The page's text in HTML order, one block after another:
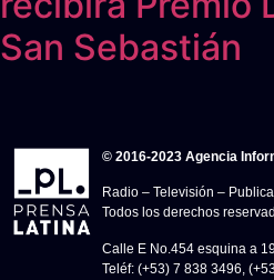
San Sebastián
© 2016-2023 Agencia
Radio – Televisión –
Todos los derechos
Calle E No.454 esquina a
Teléf: (+53) 7 838 3496,